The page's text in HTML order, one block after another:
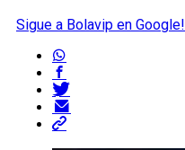
Sigue a Bolavip en Google!